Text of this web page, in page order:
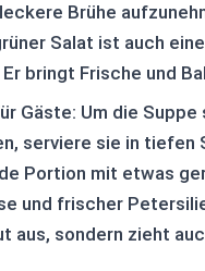
Brühe
Salat ist auch
Er bringt Frische und
Gäste: Um die Suppe
serviere sie in tiefen
Portion mit etwas
und frischer
aus, sondern zieht